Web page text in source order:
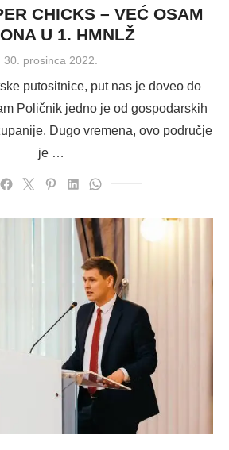
CHICKS – VEĆ OSAM
U 1. HMNLŽ
Posted
30. prosinca 2022.
putositnice, put nas je doveo do
Poličnik jedno je od gospodarskih
Dugo vremena, ovo područje
je …